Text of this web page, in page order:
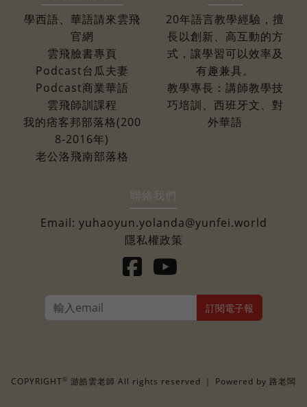
學西語、華語請來雲飛
官網
雲飛臉書專頁
Podcast台瓜夫妻
Podcast商業華語
雲飛師訓課程
我的痞客邦部落格(200
8-2016年)
老公洛飛南部落格
20年語言教學經驗，擅
長以創新、高互動的方
式，讓學習可以效率及
有趣兼具。
教學專長：講師教學技
巧培訓、西班牙文、對
外華語
聯絡我們
Email: yuhaoyun.yolanda@yunfei.world
隱私權政策
訂閱電子報
COPYRIGHT© 游皓雲老師 All rights reserved ｜ Powered by 路老闆